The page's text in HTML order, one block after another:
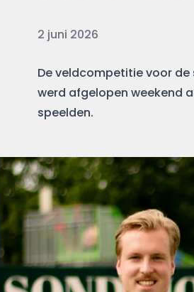
Datum
2 juni 2026
De veldcompetitie voor de
werd afgelopen weekend
speelden.